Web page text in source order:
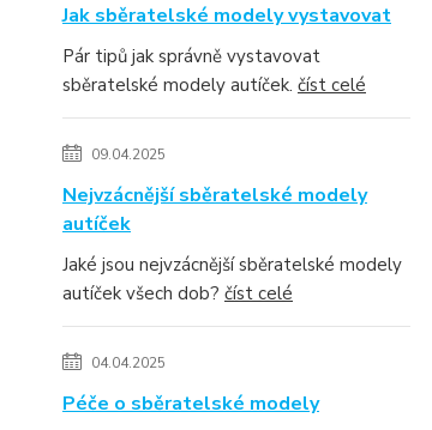
Jak sběratelské modely vystavovat
Pár tipů jak správně vystavovat
sběratelské modely autíček. číst celé
09.04.2025
Nejvzácnější sběratelské modely
autíček
Jaké jsou nejvzácnější sběratelské modely
autíček všech dob? číst celé
04.04.2025
Péče o sběratelské modely